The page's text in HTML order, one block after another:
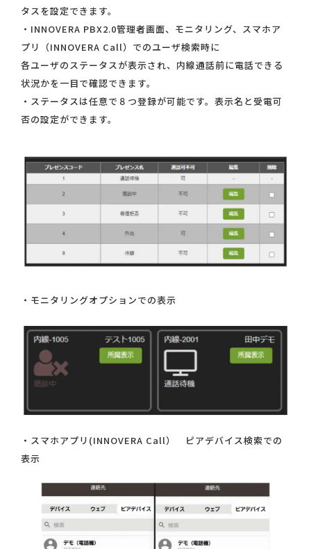
タスを設定できます。
・INNOVERA PBX2.0管理者画面、モニタリング、スマホア
プリ（INNOVERA Call）でのユーザ検索時に
各ユーザのステータスが表示され、内線通話前に電話できる
状況かを一目で確認できます。
・ステータスは任意で８つ登録が可能です。表示名と受電可
否の設定ができます。
・モニタリングオプションでの表示
・スマホアプリ(INNOVERA Call） ピアデバイス検索での
表示